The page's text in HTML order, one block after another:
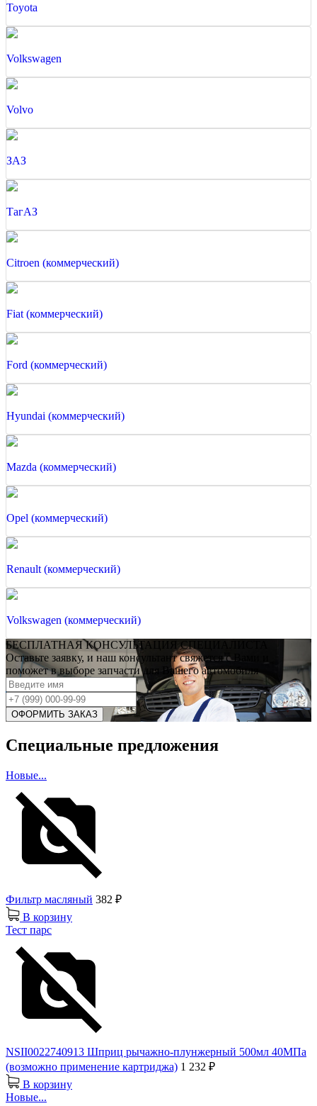
Toyota
Volkswagen
Volvo
ЗАЗ
ТагАЗ
Citroen (коммерческий)
Fiat (коммерческий)
Ford (коммерческий)
Hyundai (коммерческий)
Mazda (коммерческий)
Opel (коммерческий)
Renault (коммерческий)
Volkswagen (коммерческий)
БЕСПЛАТНАЯ КОНСУЛЬТАЦИЯ СПЕЦИАЛИСТА
Оставьте заявку, и наш консультант свяжется с Вами и
поможет в выборе запчасти для Вашего автомобиля
Специальные предложения
Новые...
Фильтр масляный 382 ₽
В корзину
Тест парс
NSII0022740913 Шприц рычажно-плунжерный 500мл 40МПа
(возможно применение картриджа) 1 232 ₽
В корзину
Новые...